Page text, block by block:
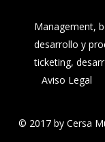
Management,
desarrollo y
ticketing,
Aviso Legal
© 2017 by Cersa